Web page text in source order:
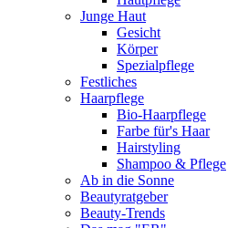
Junge Haut
Gesicht
Körper
Spezialpflege
Festliches
Haarpflege
Bio-Haarpflege
Farbe für's Haar
Hairstyling
Shampoo & Pflege
Ab in die Sonne
Beautyratgeber
Beauty-Trends